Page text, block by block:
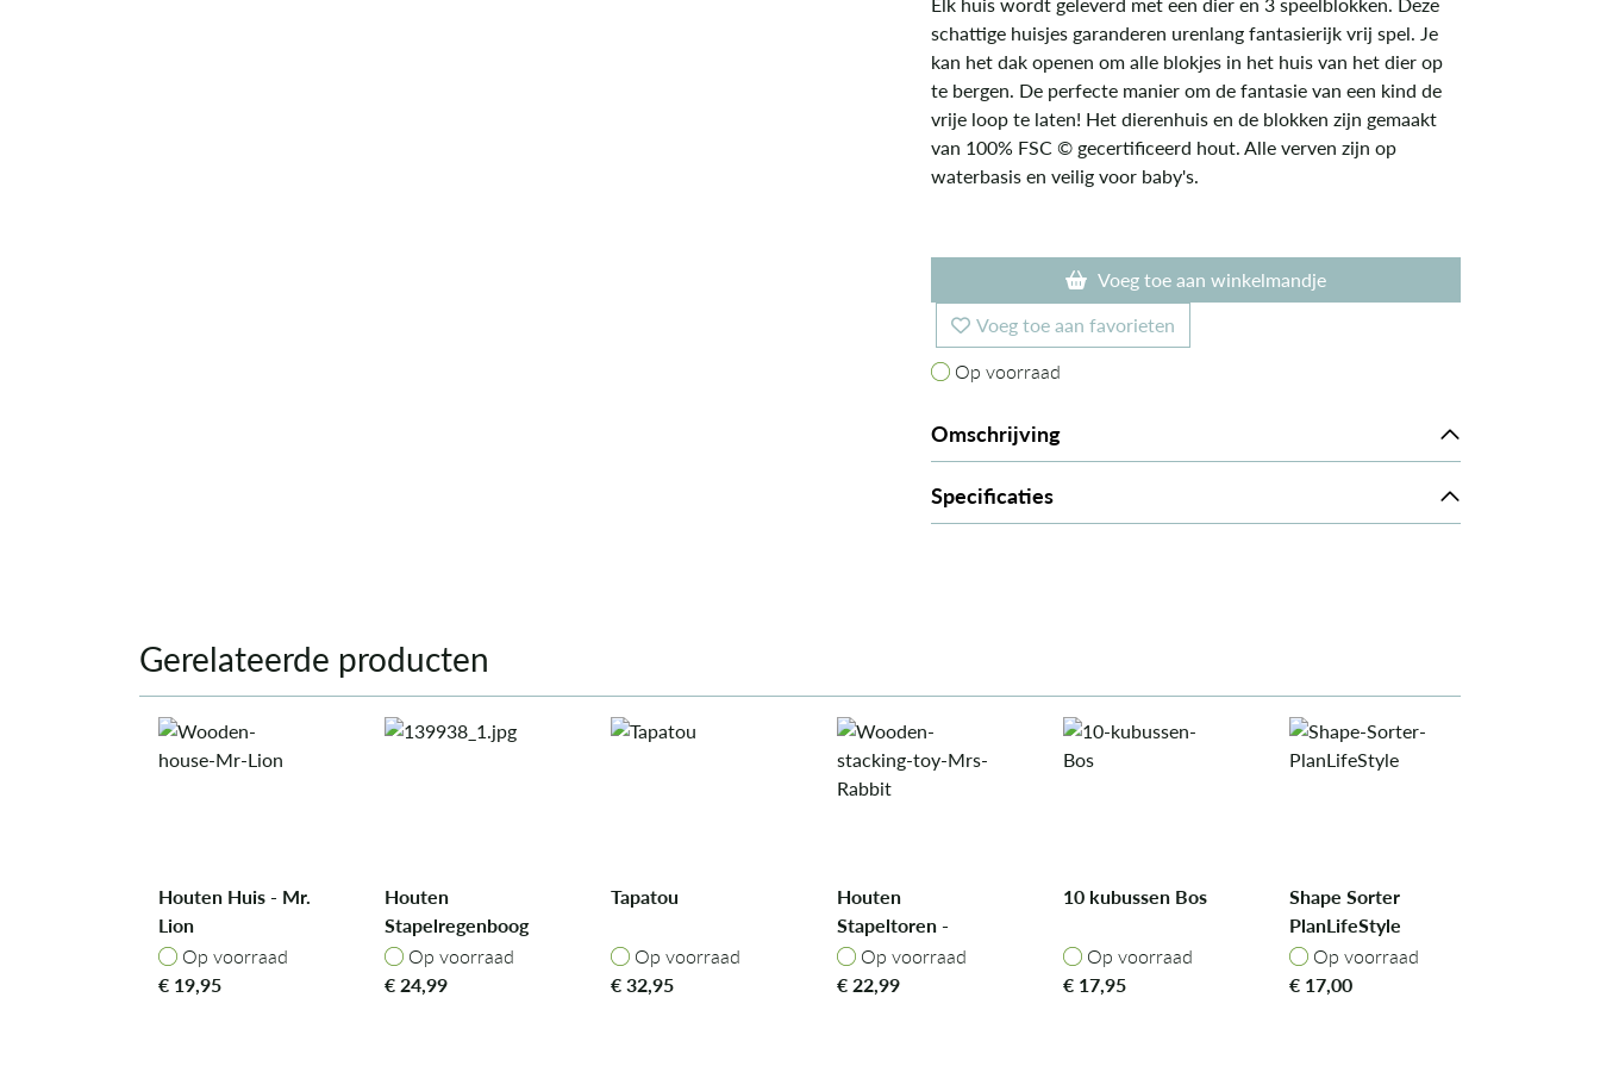
schattige huisjes garanderen urenlang fantasierijk vrij spel. Je
kan het dak openen om alle blokjes in het huis van het dier op
te bergen. De perfecte manier om de fantasie van een kind de
vrije loop te laten! Het dierenhuis en de blokken zijn gemaakt
van 100% FSC © gecertificeerd hout. Alle verven zijn op
waterbasis en veilig voor baby's.
Voeg toe aan winkelmandje
Voeg toe aan favorieten
Op voorraad
Op voorraad
Omschrijving
Specificaties
Gerelateerde producten
Houten Huis - Mr.
Lion
Op voorraad
Op voorraad
€ 19,95
Houten
Stapelregenboog
- Mrs. Cat
Op voorraad
Op voorraad
€24,99
Tapatou
Op voorraad
Op voorraad
€32,95
Houten
Stapeltoren -
Mrs. Rabbit
Op voorraad
Op voorraad
€22,99
10 kubussen Bos
Op voorraad
Op voorraad
€ 17,95
Shape Sorter
PlanLifeStyle
Op voorraad
Op voorraad
€ 17,00